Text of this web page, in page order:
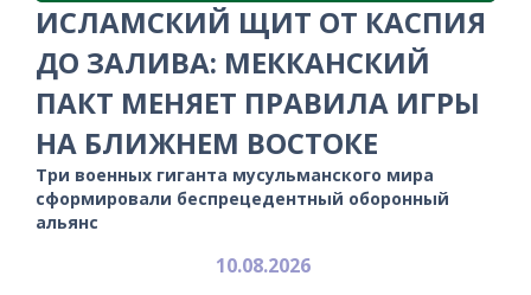
ИСЛАМСКИЙ ЩИТ ОТ КАСПИЯ
ДО ЗАЛИВА: МЕККАНСКИЙ
ПАКТ МЕНЯЕТ ПРАВИЛА ИГРЫ
НА БЛИЖНЕМ ВОСТОКЕ
Три военных гиганта мусульманского мира
сформировали беспрецедентный оборонный
альянс
10.08.2026